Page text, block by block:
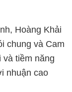
Hoàng Khải
chung và Cam
và tiềm năng
nhuận cao